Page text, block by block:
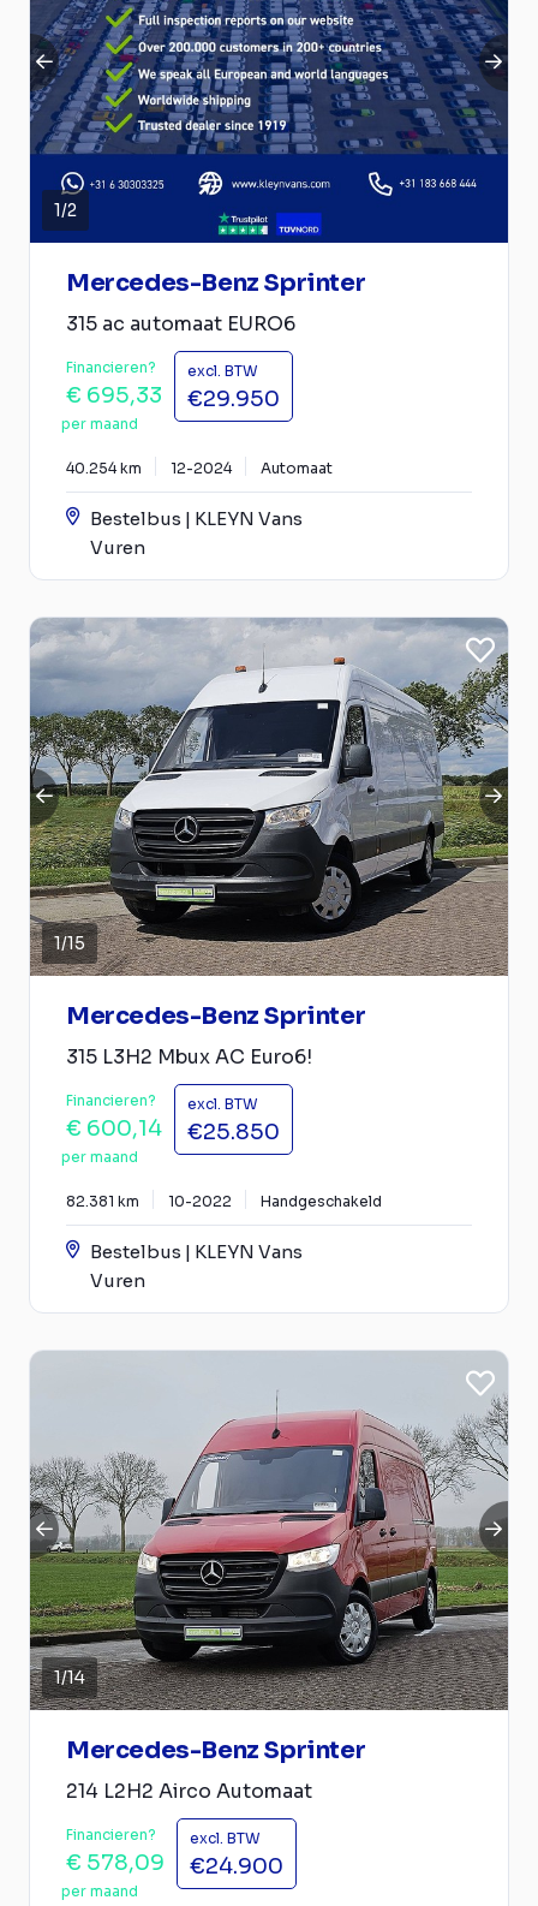
1/2
Mercedes-Benz Sprinter
315 ac automaat EURO6
Financieren?
€ 695,33
per maand
excl. BTW
€29.950
40.254 km 12-2024 Automaat
Bestelbus | KLEYN Vans
Vuren
1/15
Mercedes-Benz Sprinter
315 L3H2 Mbux AC Euro6!
Financieren?
€ 600,14
per maand
excl. BTW
€25.850
82.381 km 10-2022 Handgeschakeld
Bestelbus | KLEYN Vans
Vuren
1/14
Mercedes-Benz Sprinter
214 L2H2 Airco Automaat
Financieren?
€ 578,09
per maand
excl. BTW
€24.900